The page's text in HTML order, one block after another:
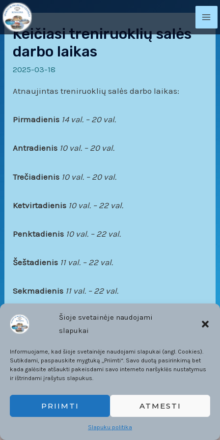
Šioje svetainėje naudojami
slapukai
Informuojame, kad šioje svetainėje naudojami slapukai (angl. Cookies).
Sutikdami, paspauskite mygtuką „Priimti“. Savo duotą pasirinkimą bet
kada galėsite atšaukti pakeisdami savo interneto naršyklės nustatymus
ir ištrindami įrašytus slapukus.
PRIIMTI ATMESTI
Slapuku politika
Pereiti
prie
turinioKeičiasi treniruoklių salės
darbo laikas
2025-03-18
Atnaujintas treniruoklių salės darbo laikas:
Pirmadienis 14 val. – 20 val.
Antradienis 10 val. – 20 val.
Trečiadienis 10 val. – 20 val.
Ketvirtadienis 10 val. – 22 val.
Penktadienis 10 val. – 22 val.
Šeštadienis 11 val. – 22 val.
Sekmadienis 11 val. – 22 val.
© 2026 Ignalinos Sporto Ir Pramogų Centras